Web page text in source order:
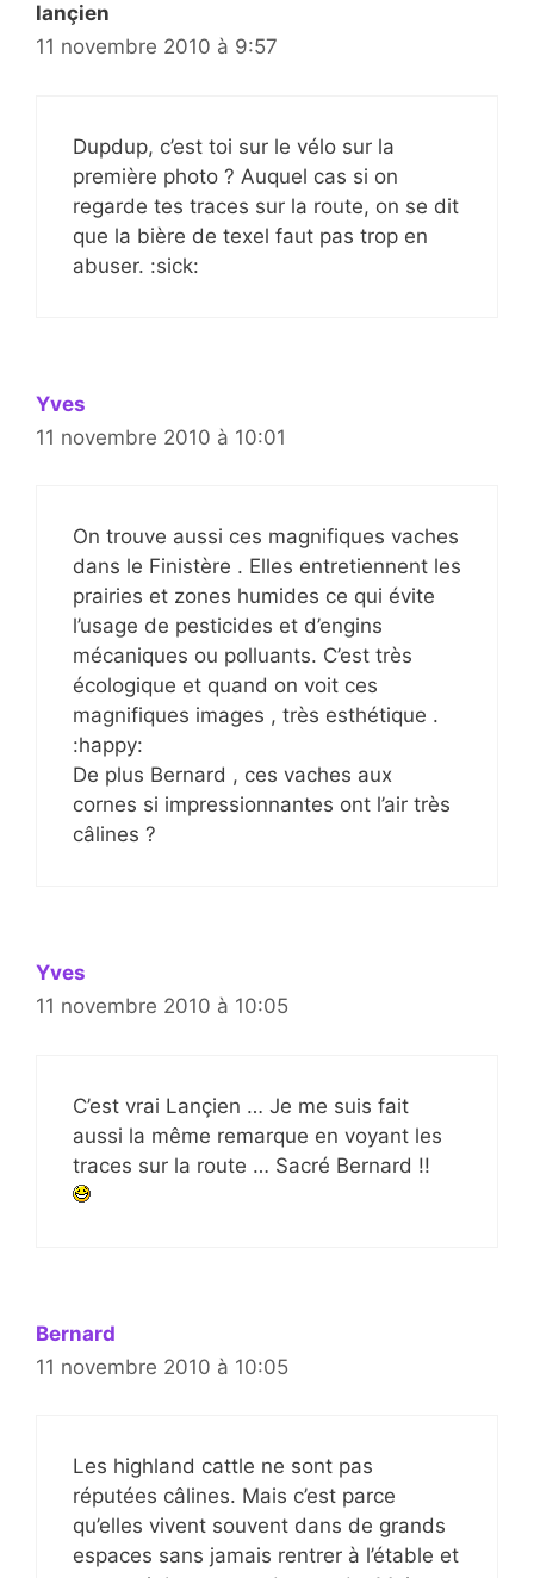
lançien
11 novembre 2010 à 9:57
Dupdup, c’est toi sur le vélo sur la
première photo ? Auquel cas si on
regarde tes traces sur la route, on se dit
que la bière de texel faut pas trop en
abuser. :sick:
Yves
11 novembre 2010 à 10:01
On trouve aussi ces magnifiques vaches
dans le Finistère . Elles entretiennent les
prairies et zones humides ce qui évite
l’usage de pesticides et d’engins
mécaniques ou polluants. C’est très
écologique et quand on voit ces
magnifiques images , très esthétique .
:happy:
De plus Bernard , ces vaches aux
cornes si impressionnantes ont l’air très
câlines ?
Yves
11 novembre 2010 à 10:05
C’est vrai Lançien … Je me suis fait
aussi la même remarque en voyant les
traces sur la route … Sacré Bernard !!
Bernard
11 novembre 2010 à 10:05
Les highland cattle ne sont pas
réputées câlines. Mais c’est parce
qu’elles vivent souvent dans de grands
espaces sans jamais rentrer à l’étable et